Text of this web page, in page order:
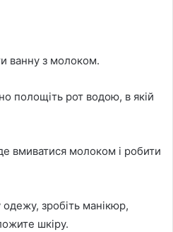
ванну з молоком.
полощіть рот водою, в якій
вмиватися молоком і робити
одежу, зробіть манікюр,
шкіру.